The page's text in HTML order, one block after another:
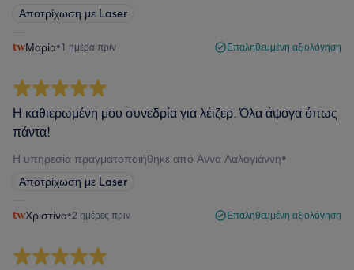
Αποτρίχωση με Laser
Μαρία•1 ημέρα πριν Επαληθευμένη αξιολόγηση
Η καθιερωμένη μου συνεδρία για λέιζερ. Όλα άψογα όπως
πάντα!
Η υπηρεσία πραγματοποιήθηκε από Άννα Λαλογιάννη•
Αποτρίχωση με Laser
Χριστίνα•2 ημέρες πριν Επαληθευμένη αξιολόγηση